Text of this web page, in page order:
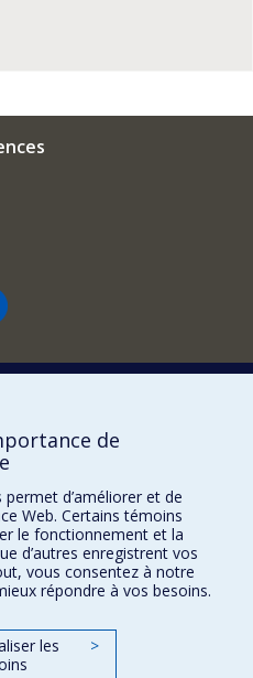
de
d’améliorer et de
Web. Certains témoins
le fonctionnement et la
d’autres enregistrent vos
vous consentez à notre
répondre à vos besoins.
les
>